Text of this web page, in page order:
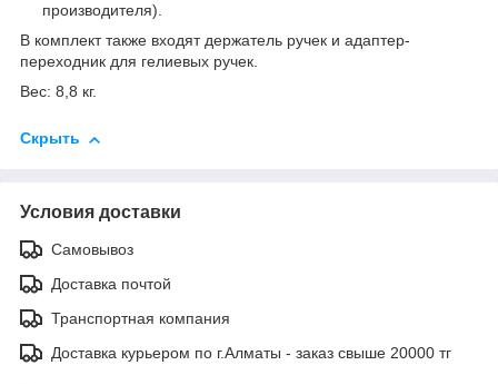
производителя).
В комплект также входят держатель ручек и адаптер-
переходник для гелиевых ручек.
Вес: 8,8 кг.
Скрыть
Условия доставки
Самовывоз
Доставка почтой
Транспортная компания
Доставка курьером по г.Алматы - заказ свыше 20000 тг